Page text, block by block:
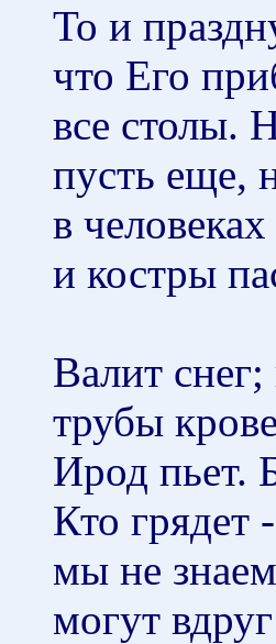
То и
что Его
все столы.
пусть еще,
в
и костры
Валит
трубы
Ирод пьет.
Кто грядет
мы не
могут